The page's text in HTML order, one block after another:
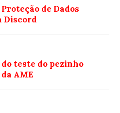
de Dados
Discord
teste do pezinho
AME